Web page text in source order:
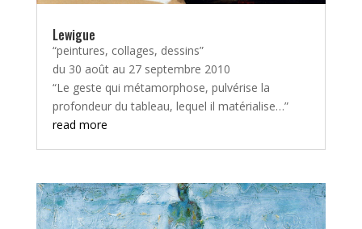
Lewigue
“peintures, collages, dessins”
du 30 août au 27 septembre 2010
“Le geste qui métamorphose, pulvérise la
profondeur du tableau, lequel il matérialise…”
read more